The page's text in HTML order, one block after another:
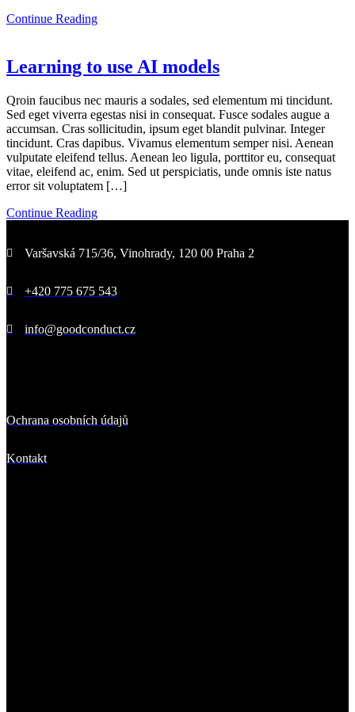
Continue Reading
Learning to use AI models
Qroin faucibus nec mauris a sodales, sed elementum mi tincidunt.
Sed eget viverra egestas nisi in consequat. Fusce sodales augue a
accumsan. Cras sollicitudin, ipsum eget blandit pulvinar. Integer
tincidunt. Cras dapibus. Vivamus elementum semper nisi. Aenean
vulputate eleifend tellus. Aenean leo ligula, porttitor eu, consequat
vitae, eleifend ac, enim. Sed ut perspiciatis, unde omnis iste natus
error sit voluptatem […]
Continue Reading
Varšavská 715/36, Vinohrady, 120 00 Praha 2
+420 775 675 543
info@goodconduct.cz
Ochrana osobních údajů
Kontakt